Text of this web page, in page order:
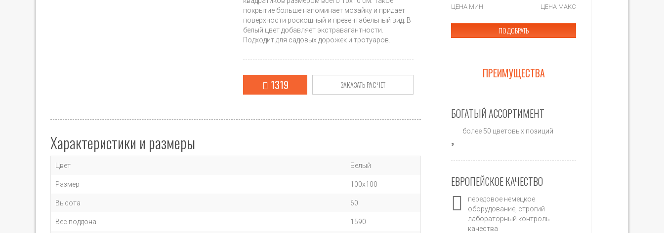
покрытие больше напоминает мозайку и придает
поверхности роскошный и презентабельный вид. В
белый цвет добавляет экстравагантности.
Подходит для садовых дорожек и тротуаров.
1319 ЗАКАЗАТЬ РАСЧЕТ
Характеристики и размеры
Цвет Белый
Размер 100х100
Высота 60
Вес поддона 1590
ЦЕНА МИН ЦЕНА МАКС
ПОДОБРАТЬ
ПРЕИМУЩЕСТВА
БОГАТЫЙ АССОРТИМЕНТ
более 50 цветовых позиций
ЕВРОПЕЙСКОЕ КАЧЕСТВО
передовое немецкое
оборудование, строгий
лабораторный контроль
качества